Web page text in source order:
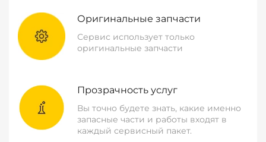
Оригинальные запчасти
Сервис использует только
оригинальные запчасти
Прозрачность услуг
Вы точно будете знать, какие именно
запасные части и работы входят в
каждый сервисный пакет.